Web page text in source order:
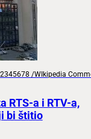
/WIkipedia
RTS-a i RTV-a,
bi štitio